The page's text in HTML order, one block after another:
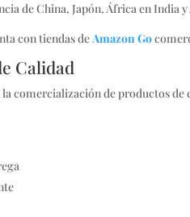
de China, Japón, África en India
con tiendas deAmazon Go
Calidad
la comercialización de productos